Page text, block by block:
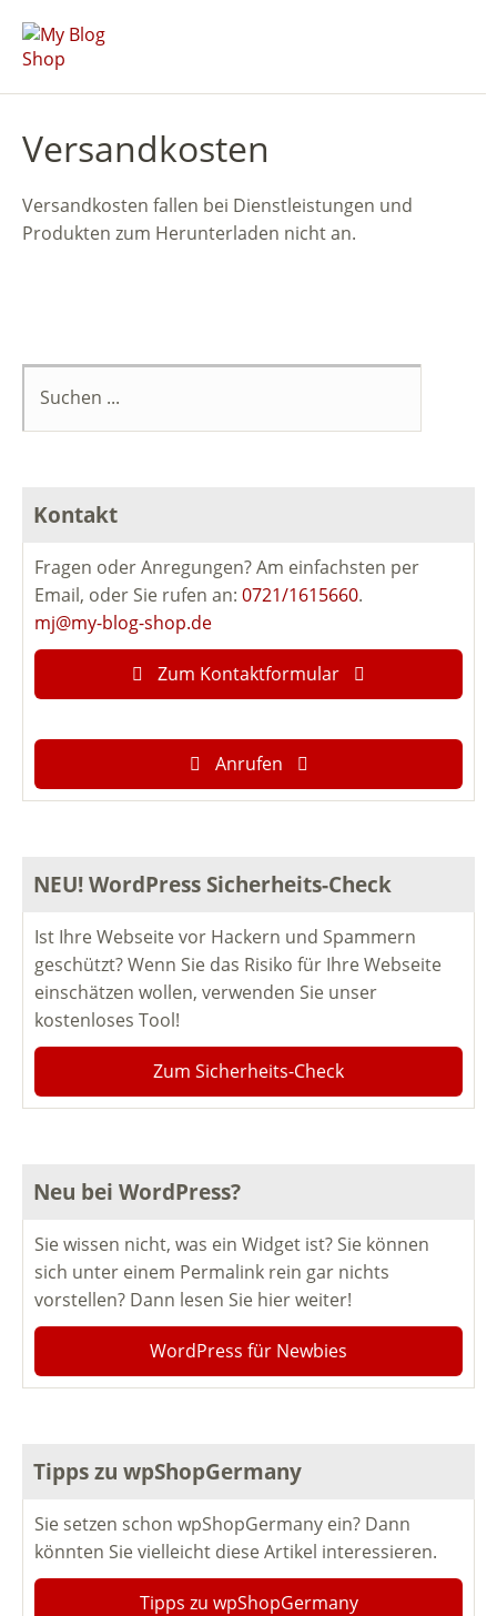
Versandkosten
Versandkosten fallen bei Dienstleistungen und
Produkten zum Herunterladen nicht an.
Kontakt
Fragen oder Anregungen? Am einfachsten per
Email, oder Sie rufen an: 0721/1615660.
mj@my-blog-shop.de
Zum Kontaktformular
Anrufen
NEU! WordPress Sicherheits-Check
Ist Ihre Webseite vor Hackern und Spammern
geschützt? Wenn Sie das Risiko für Ihre Webseite
einschätzen wollen, verwenden Sie unser
kostenloses Tool!
Zum Sicherheits-Check
Neu bei WordPress?
Sie wissen nicht, was ein Widget ist? Sie können
sich unter einem Permalink rein gar nichts
vorstellen? Dann lesen Sie hier weiter!
WordPress für Newbies
Tipps zu wpShopGermany
Sie setzen schon wpShopGermany ein? Dann
könnten Sie vielleicht diese Artikel interessieren.
Tipps zu wpShopGermany